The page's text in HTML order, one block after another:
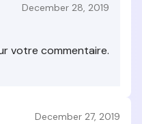
December 28, 2019
votre commentaire.
December 27, 2019